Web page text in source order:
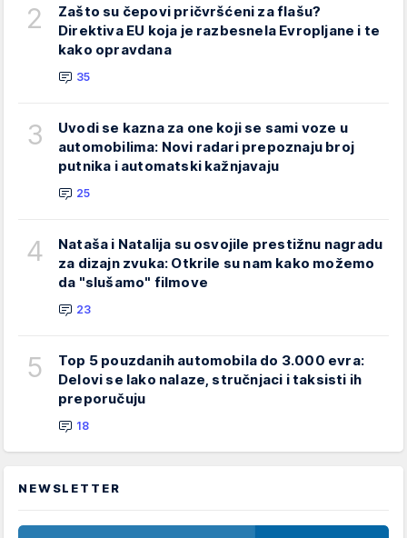
2
Zašto su čepovi pričvršćeni za flašu?
Direktiva EU koja je razbesnela Evropljane i te
kako opravdana
35
3
Uvodi se kazna za one koji se sami voze u
automobilima: Novi radari prepoznaju broj
putnika i automatski kažnjavaju
25
4
Nataša i Natalija su osvojile prestižnu nagradu
za dizajn zvuka: Otkrile su nam kako možemo
da "slušamo" filmove
23
5
Top 5 pouzdanih automobila do 3.000 evra:
Delovi se lako nalaze, stručnjaci i taksisti ih
preporučuju
18
NEWSLETTER